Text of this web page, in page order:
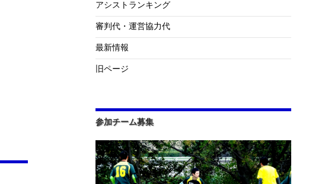
アシストランキング
審判代・運営協力代
最新情報
旧ページ
参加チーム募集